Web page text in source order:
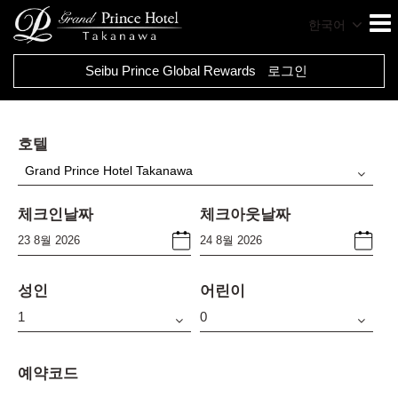
한국어
Seibu Prince Global Rewards 로그인
호텔
Grand Prince Hotel Takanawa
체크인날짜 체크아웃날짜
성인 어린이
예약코드